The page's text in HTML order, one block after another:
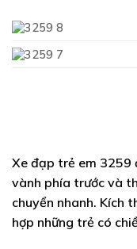
Xe đạp trẻ em 3259
vành phía trước và
chuyển nhanh. Kích
hợp những trẻ có